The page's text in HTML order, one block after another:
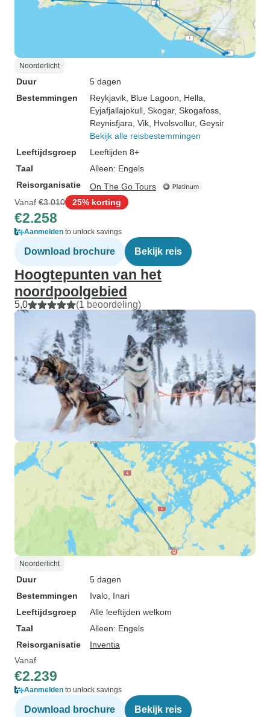
Noorderlicht
Duur
5 dagen
Bestemmingen
Reykjavik , Blue Lagoon , Hella
Eyjafjallajokull , Skogar, Skogafoss
Reynisfjara , Vik , Hvolsvollur, Geysir
Bekijk alle reisbestemmingen
Leeftijdsgroep
Leeftijden 8+
Taal
Alleen: Engels
Reisorganisatie
On The Go Tours
Vanaf €3.010 25% korting
€2.258
Aanmelden to unlock savings
Download brochure Bekijk reis
Hoogtepunten van het
noordpoolgebied
5,0 (1 beoordeling)
Noorderlicht
Duur
5 dagen
Bestemmingen
Ivalo , Inari
Leeftijdsgroep
Alle leeftijden welkom
Taal
Alleen: Engels
Reisorganisatie
Inventia
Vanaf
€2.239
Aanmelden to unlock savings
Download brochure Bekijk reis